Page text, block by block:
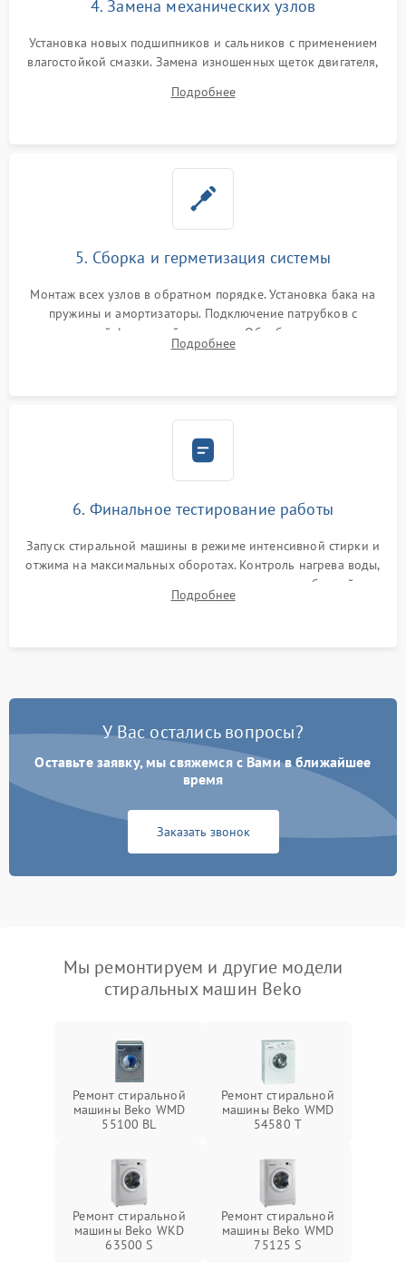
4. Замена механических узлов
Установка новых подшипников и сальников с применением
влагостойкой смазки. Замена изношенных щеток двигателя,
или поврежденной резиновой манжеты.
Подробнее
5. Сборка и герметизация системы
Монтаж всех узлов в обратном порядке. Установка бака на
пружины и амортизаторы. Подключение патрубков с
надежной фиксацией хомутами. Обработка стыков
герметиком для предотвращения возможных протечек воды.
Подробнее
6. Финальное тестирование работы
Запуск стиральной машины в режиме интенсивной стирки и
отжима на максимальных оборотах. Контроль нагрева воды,
корректности слива, отсутствия излишних вибраций,
посторонних стуков и протечек под корпусом.
Подробнее
У Вас остались вопросы?
Оставьте заявку, мы свяжемся с Вами в ближайшее
время
Заказать звонок
Мы ремонтируем и другие модели
стиральных машин Beko
Ремонт стиральной
машины Beko WMD
55100 BL
Ремонт стиральной
машины Beko WMD
54580 T
Ремонт стиральной
машины Beko WKD
63500 S
Ремонт стиральной
машины Beko WMD
75125 S